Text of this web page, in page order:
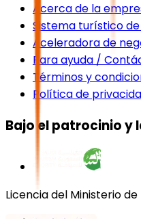
Acerca de la
Sistema turístico
Aceleradora de
Para ayuda /
Términos y
Política de
Bajo el patrocinio y
Licencia del Ministerio de